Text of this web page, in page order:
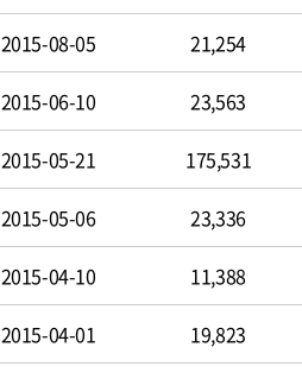
2015-08-05 21,254
2015-06-10 23,563
2015-05-21 175,531
2015-05-06 23,336
2015-04-10 11,388
2015-04-01 19,823